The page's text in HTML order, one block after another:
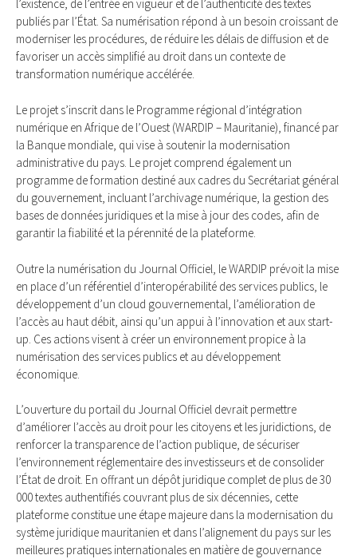
l’existence, de l’entrée en vigueur et de l’authenticité des textes
publiés par l’État. Sa numérisation répond à un besoin croissant de
moderniser les procédures, de réduire les délais de diffusion et de
favoriser un accès simplifié au droit dans un contexte de
transformation numérique accélérée.
Le projet s’inscrit dans le Programme régional d’intégration
numérique en Afrique de l’Ouest (WARDIP – Mauritanie), financé par
la Banque mondiale, qui vise à soutenir la modernisation
administrative du pays. Le projet comprend également un
programme de formation destiné aux cadres du Secrétariat général
du gouvernement, incluant l’archivage numérique, la gestion des
bases de données juridiques et la mise à jour des codes, afin de
garantir la fiabilité et la pérennité de la plateforme.
Outre la numérisation du Journal Officiel, le WARDIP prévoit la mise
en place d’un référentiel d’interopérabilité des services publics, le
développement d’un cloud gouvernemental, l’amélioration de
l’accès au haut débit, ainsi qu’un appui à l’innovation et aux start-
up. Ces actions visent à créer un environnement propice à la
numérisation des services publics et au développement
économique.
L’ouverture du portail du Journal Officiel devrait permettre
d’améliorer l’accès au droit pour les citoyens et les juridictions, de
renforcer la transparence de l’action publique, de sécuriser
l’environnement réglementaire des investisseurs et de consolider
l’État de droit. En offrant un dépôt juridique complet de plus de 30
000 textes authentifiés couvrant plus de six décennies, cette
plateforme constitue une étape majeure dans la modernisation du
système juridique mauritanien et dans l’alignement du pays sur les
meilleures pratiques internationales en matière de gouvernance